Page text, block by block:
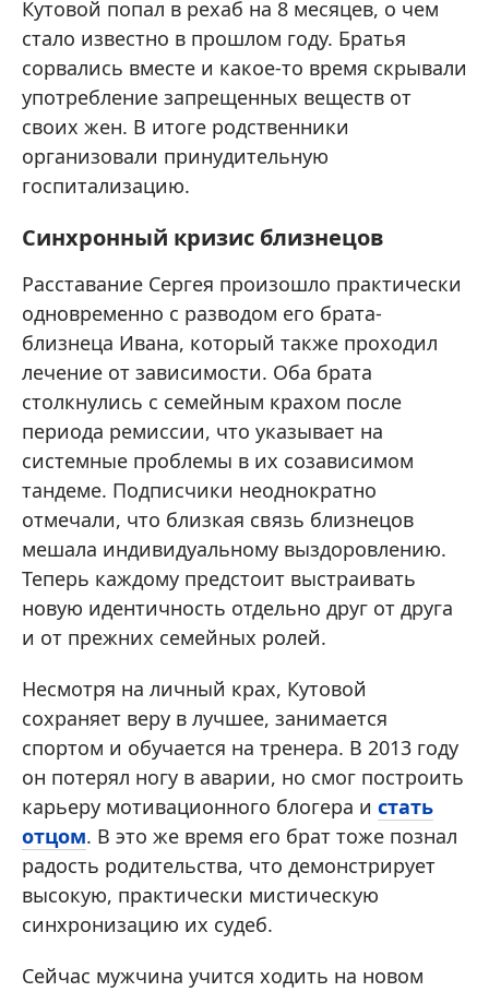
Кутовой попал в рехаб на 8 месяцев, о чем
стало известно в прошлом году. Братья
сорвались вместе и какое-то время скрывали
употребление запрещенных веществ от
своих жен. В итоге родственники
организовали принудительную
госпитализацию.
Синхронный кризис близнецов
Расставание Сергея произошло практически
одновременно с разводом его брата-
близнеца Ивана, который также проходил
лечение от зависимости. Оба брата
столкнулись с семейным крахом после
периода ремиссии, что указывает на
системные проблемы в их созависимом
тандеме. Подписчики неоднократно
отмечали, что близкая связь близнецов
мешала индивидуальному выздоровлению.
Теперь каждому предстоит выстраивать
новую идентичность отдельно друг от друга
и от прежних семейных ролей.
Несмотря на личный крах, Кутовой
сохраняет веру в лучшее, занимается
спортом и обучается на тренера. В 2013 году
он потерял ногу в аварии, но смог построить
карьеру мотивационного блогера и стать
отцом. В это же время его брат тоже познал
радость родительства, что демонстрирует
высокую, практически мистическую
синхронизацию их судеб.
Сейчас мужчина учится ходить на новом